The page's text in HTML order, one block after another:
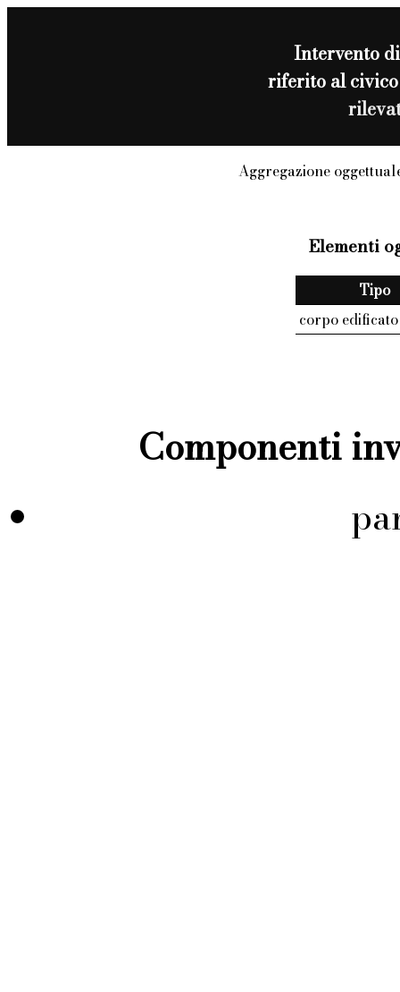
Intervento
riferito al civico
Aggregazione
Elementi
Tipo
corpo edificato
Componenti